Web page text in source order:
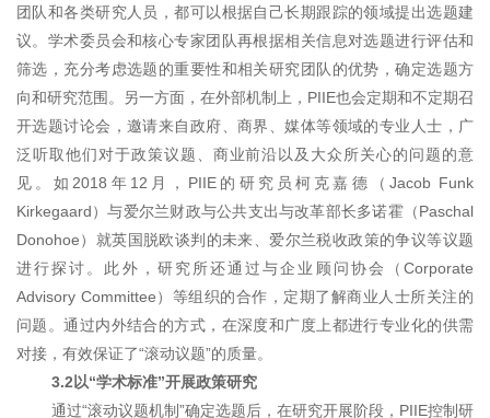
团队和各类研究人员，都可以根据自己长期跟踪的领域提出选题建
议。学术委员会和核心专家团队再根据相关信息对选题进行评估和
筛选，充分考虑选题的重要性和相关研究团队的优势，确定选题方
向和研究范围。另一方面，在外部机制上，PIIE也会定期和不定期召
开选题讨论会，邀请来自政府、商界、媒体等领域的专业人士，广
泛听取他们对于政策议题、商业前沿以及大众所关心的问题的意
见。如2018年12月，PIIE的研究员柯克嘉德（Jacob Funk
Kirkegaard）与爱尔兰财政与公共支出与改革部长多诺霍（Paschal
Donohoe）就英国脱欧谈判的未来、爱尔兰税收政策的争议等议题
进行探讨。此外，研究所还通过与企业顾问协会（Corporate
Advisory Committee）等组织的合作，定期了解商业人士所关注的
问题。通过内外结合的方式，在深度和广度上都进行专业化的供需
对接，有效保证了“滚动议题”的质量。
3.2以“学术标准”开展政策研究
通过“滚动议题机制”确定选题后，在研究开展阶段，PIIE控制研